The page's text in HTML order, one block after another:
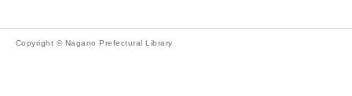
Copyright © Nagano Prefectural Library